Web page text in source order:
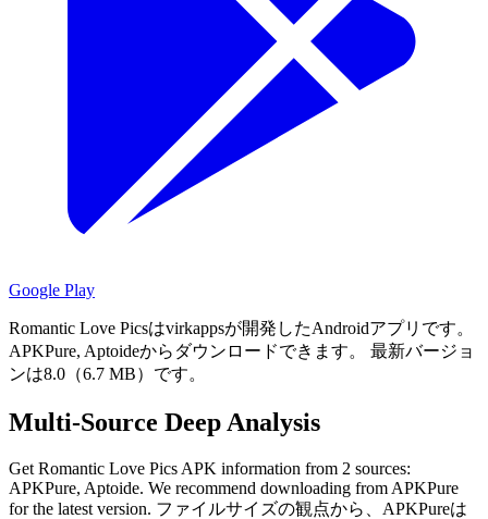
Google Play
Romantic Love Picsはvirkappsが開発したAndroidアプリです。
APKPure, Aptoideからダウンロードできます。
最新バージョ
ンは8.0（6.7 MB）です。
Multi-Source Deep Analysis
Get Romantic Love Pics APK information from 2 sources:
APKPure, Aptoide. We recommend downloading from APKPure
for the latest version. ファイルサイズの観点から、APKPureは